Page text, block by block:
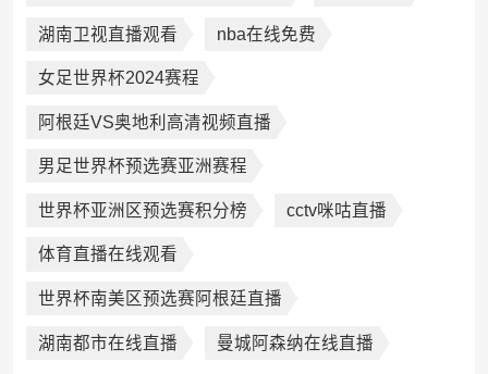
湖南卫视直播观看 nba在线免费
女足世界杯2024赛程
阿根廷VS奥地利高清视频直播
男足世界杯预选赛亚洲赛程
世界杯亚洲区预选赛积分榜 cctv咪咕直播
体育直播在线观看
世界杯南美区预选赛阿根廷直播
湖南都市在线直播 曼城阿森纳在线直播